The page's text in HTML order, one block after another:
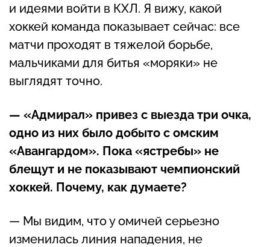
и идеями войти в КХЛ. Я вижу, какой
хоккей команда показывает сейчас: все
матчи проходят в тяжелой борьбе,
мальчиками для битья «моряки» не
выглядят точно.
— «Адмирал» привез с выезда три очка,
одно из них было добыто с омским
«Авангардом». Пока «ястребы» не
блещут и не показывают чемпионский
хоккей. Почему, как думаете?
— Мы видим, что у омичей серьезно
изменилась линия нападения, не